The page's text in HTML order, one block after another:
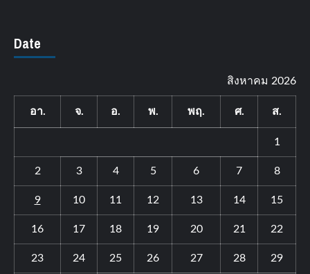
Date
สิงหาคม 2026
อา. จ. อ. พ. พฤ. ศ. ส.
1
2 3 4 5 6 7 8
9 10 11 12 13 14 15
16 17 18 19 20 21 22
23 24 25 26 27 28 29